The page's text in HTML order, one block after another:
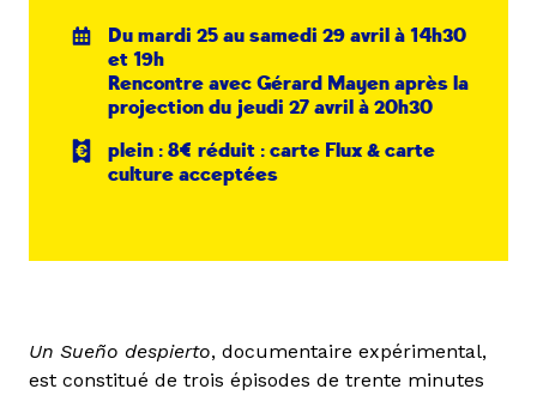
Du mardi 25 au samedi 29 avril à 14h30
et 19h
Rencontre avec Gérard Mayen après la
projection du jeudi 27 avril à 20h30
plein : 8€ réduit : carte Flux & carte
culture acceptées
Un Sueño despierto, documentaire expérimental,
est constitué de trois épisodes de trente minutes